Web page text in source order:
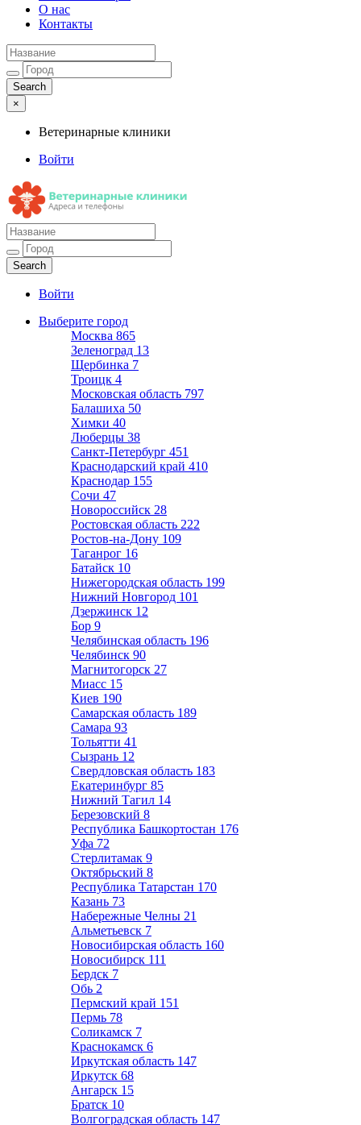
О нас
Контакты
×
Ветеринарные клиники
Войти
Ветеринарные клиники
Адреса и телефоны
Войти
Выберите город
Москва 865
Зеленоград 13
Щербинка 7
Троицк 4
Московская область 797
Балашиха 50
Химки 40
Люберцы 38
Санкт-Петербург 451
Краснодарский край 410
Краснодар 155
Сочи 47
Новороссийск 28
Ростовская область 222
Ростов-на-Дону 109
Таганрог 16
Батайск 10
Нижегородская область 199
Нижний Новгород 101
Дзержинск 12
Бор 9
Челябинская область 196
Челябинск 90
Магнитогорск 27
Миасс 15
Киев 190
Самарская область 189
Самара 93
Тольятти 41
Сызрань 12
Свердловская область 183
Екатеринбург 85
Нижний Тагил 14
Березовский 8
Республика Башкортостан 176
Уфа 72
Стерлитамак 9
Октябрьский 8
Республика Татарстан 170
Казань 73
Набережные Челны 21
Альметьевск 7
Новосибирская область 160
Новосибирск 111
Бердск 7
Обь 2
Пермский край 151
Пермь 78
Соликамск 7
Краснокамск 6
Иркутская область 147
Иркутск 68
Ангарск 15
Братск 10
Волгоградская область 147